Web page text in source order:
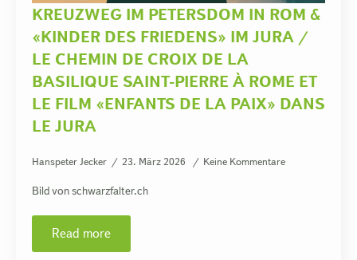
KREUZWEG IM PETERSDOM IN ROM &
«KINDER DES FRIEDENS» IM JURA /
LE CHEMIN DE CROIX DE LA
BASILIQUE SAINT-PIERRE À ROME ET
LE FILM «ENFANTS DE LA PAIX» DANS
LE JURA
Hanspeter Jecker 23. März 2026 Keine Kommentare
Bild von schwarzfalter.ch
Read more